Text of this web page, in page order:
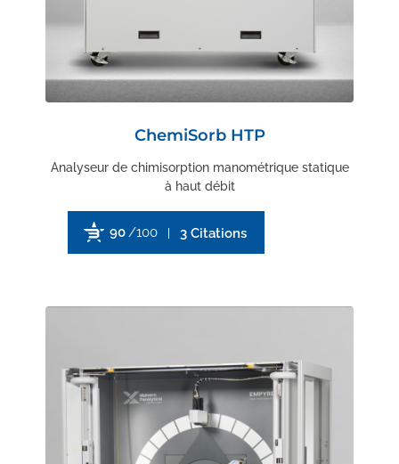
ChemiSorb HTP
Analyseur de chimisorption manométrique statique
à haut débit
90 /100 3 Citations